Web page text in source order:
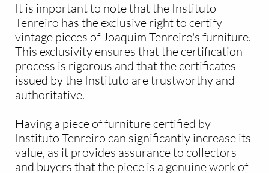
It is important to note that the Instituto
Tenreiro has the exclusive right to certify
vintage pieces of Joaquim Tenreiro's furniture.
This exclusivity ensures that the certification
process is rigorous and that the certificates
issued by the Instituto are trustworthy and
authoritative.
Having a piece of furniture certified by
Instituto Tenreiro can significantly increase its
value, as it provides assurance to collectors
and buyers that the piece is a genuine work of